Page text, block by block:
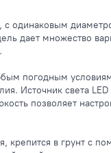
одинаковым
дает множество
погодным
Источник света
позволяет
крепится в грунт с